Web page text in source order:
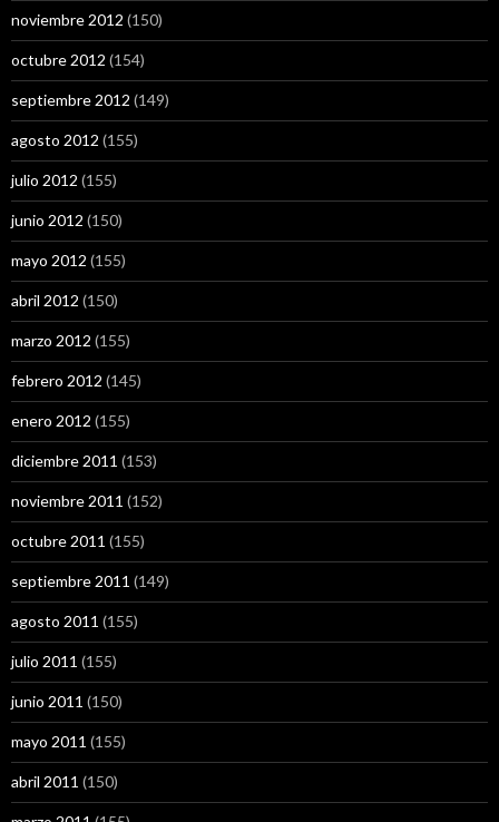
noviembre 2012 (150)
octubre 2012 (154)
septiembre 2012 (149)
agosto 2012 (155)
julio 2012 (155)
junio 2012 (150)
mayo 2012 (155)
abril 2012 (150)
marzo 2012 (155)
febrero 2012 (145)
enero 2012 (155)
diciembre 2011 (153)
noviembre 2011 (152)
octubre 2011 (155)
septiembre 2011 (149)
agosto 2011 (155)
julio 2011 (155)
junio 2011 (150)
mayo 2011 (155)
abril 2011 (150)